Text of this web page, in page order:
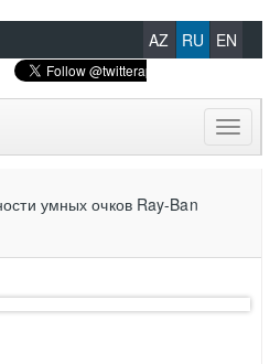
AZ RU EN
умных очков Ray-Ban